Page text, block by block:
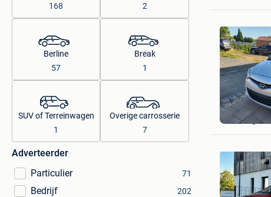
168
2
Berline
57
Break
1
SUV of Terreinwagen
1
Overige carrosserie
7
Adverteerder
Particulier
71
Bedrijf 202
Sefo
Quaregnon